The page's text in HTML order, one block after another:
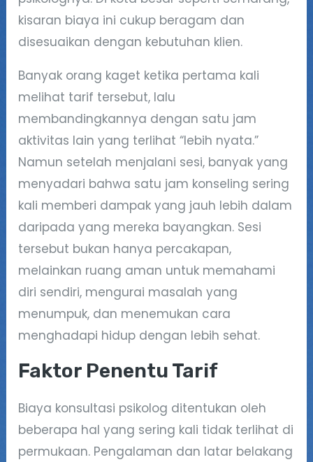
kisaran biaya ini cukup beragam dan
disesuaikan dengan kebutuhan klien.
Banyak orang kaget ketika pertama kali
melihat tarif tersebut, lalu
membandingkannya dengan satu jam
aktivitas lain yang terlihat “lebih nyata.”
Namun setelah menjalani sesi, banyak yang
menyadari bahwa satu jam konseling sering
kali memberi dampak yang jauh lebih dalam
daripada yang mereka bayangkan. Sesi
tersebut bukan hanya percakapan,
melainkan ruang aman untuk memahami
diri sendiri, mengurai masalah yang
menumpuk, dan menemukan cara
menghadapi hidup dengan lebih sehat.
Faktor Penentu Tarif
Biaya konsultasi psikolog ditentukan oleh
beberapa hal yang sering kali tidak terlihat di
permukaan. Pengalaman dan latar belakang